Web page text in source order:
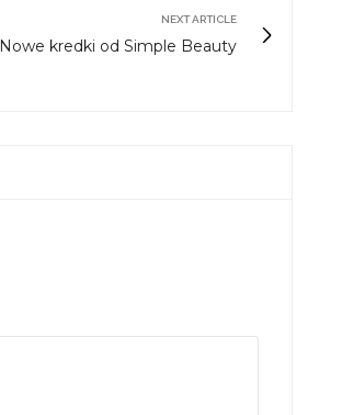
NEXT ARTICLE
Nowe kredki od Simple Beauty